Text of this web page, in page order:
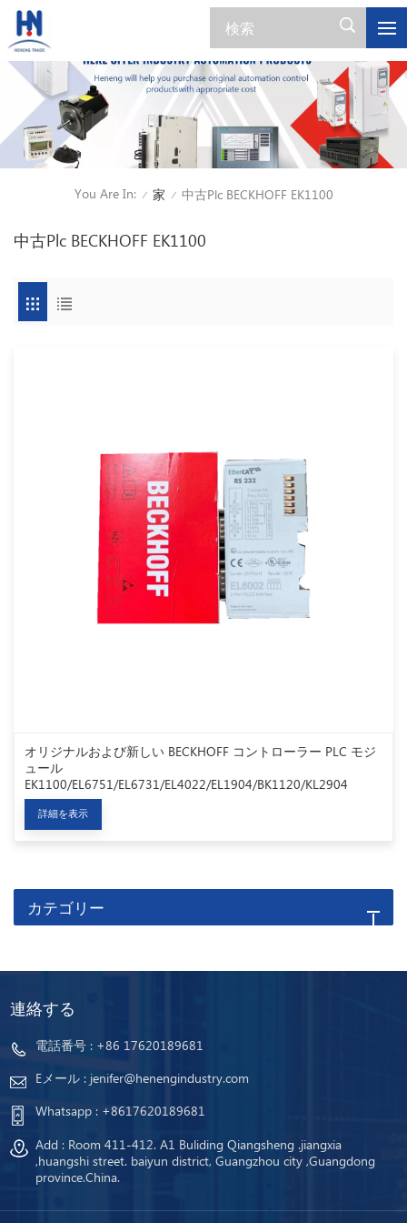
You Are In: / 家 / 中古Plc BECKHOFF EK1100
中古Plc BECKHOFF EK1100
オリジナルおよび新しい BECKHOFF コントローラー PLC モジ
ュール
EK1100/EL6751/EL6731/EL4022/EL1904/BK1120/KL2904
詳細を表示
カテゴリー
連絡する
電話番号 : +86 17620189681
Eメール : jenifer@henengindustry.com
Whatsapp : +8617620189681
Add : Room 411-412. A1 Buliding Qiangsheng .jiangxia
,huangshi street. baiyun district, Guangzhou city ,Guangdong
province.China.